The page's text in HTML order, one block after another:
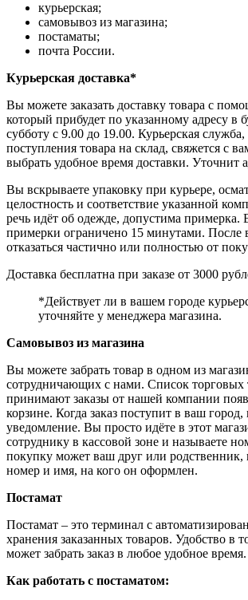
курьерская;
самовывоз из магазина;
постаматы;
почта России.
Курьерская доставка*
Вы можете заказать доставку товара с
который прибудет по указанному адресу в
субботу с 9.00 до 19.00. Курьерская служба,
поступления товара на склад, свяжется с
выбрать удобное время доставки. Уточнит
Вы вскрываете упаковку при курьере,
целостность и соответствие указанной
речь идёт об одежде, допустима примерка.
примерки ограничено 15 минутами. После
отказаться частично или полностью от
Доставка бесплатна при заказе от 3000
*Действует ли в вашем городе
уточняйте у менеджера магазина.
Самовывоз из магазина
Вы можете забрать товар в одном из
сотрудничающих с нами. Список торговых
принимают заказы от нашей компании
корзине. Когда заказ поступит в ваш
уведомление. Вы просто идёте в этот
сотруднику в кассовой зоне и называете
покупку может ваш друг или родственник,
номер и имя, на кого он оформлен.
Постамат
Постамат – это терминал с
хранения заказанных товаров. Удобство в
может забрать заказ в любое удобное время.
Как работать с постаматом: